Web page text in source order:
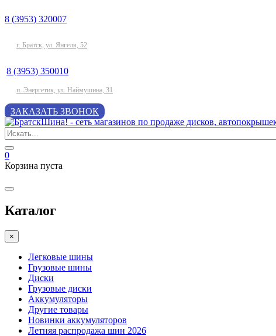
8 (3953) 320007
г. Братск, ул. Янгеля, 52
8 (3953) 350010
п. Энергетик, ул. Наймушина, 31
ЗАКАЗАТЬ ЗВОНОК
0
Корзина пуста
Каталог
×
Легковые шины
Грузовые шины
Диски
Грузовые диски
Аккумуляторы
Другие товары
Новинки аккумуляторов
Летняя распродажа шин 2026